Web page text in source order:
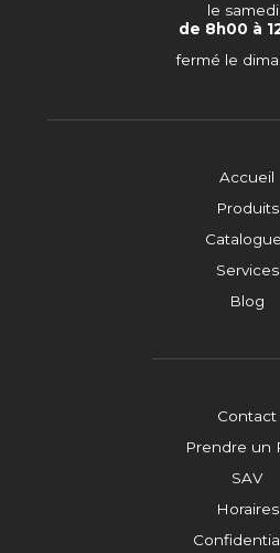
Accueil
Produits
Services
Blog
Contact
Prendre un
SAV
Horaires
le samedi
de 8h00 à
fermé le